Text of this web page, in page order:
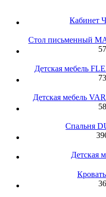
Кабинет
Стол письменный
Детская мебель
Детская мебель
Спальня
Детская